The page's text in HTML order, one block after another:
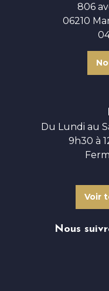
806
06210
Du Lundi au
9h30 à
Voir
Nous